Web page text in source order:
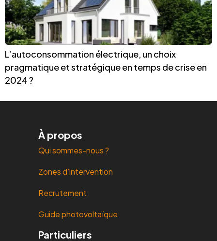
L’autoconsommation électrique, un choix
pragmatique et stratégique en temps de crise en
2024 ?
À propos
Qui sommes-nous ?
Zones d’intervention
Recrutement
Guide photovoltaïque
Particuliers